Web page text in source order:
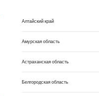
Алтайский край
Амурская область
Астраханская область
Белгородская область